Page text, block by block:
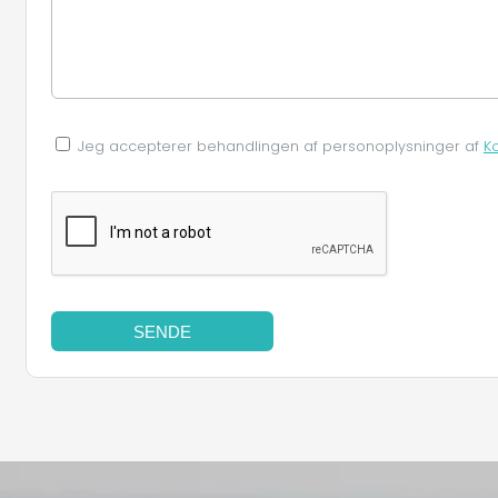
Jeg accepterer behandlingen af ​​personoplysninger af
SENDE